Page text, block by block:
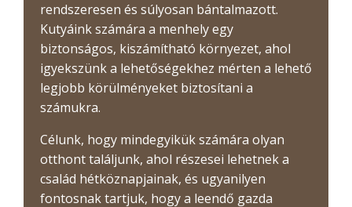
rendszeresen és súlyosan bántalmazott.
Kutyáink számára a menhely egy
biztonságos, kiszámítható környezet, ahol
igyekszünk a lehetőségekhez mérten a lehető
legjobb körülményeket biztosítani a
számukra.
Célunk, hogy mindegyikük számára olyan
otthont találjunk, ahol részesei lehetnek a
család hétköznapjainak, és ugyanilyen
fontosnak tartjuk, hogy a leendő gazda